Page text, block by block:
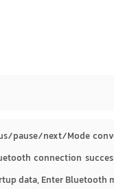
pause/next/Mode
connection
data, Enter Bluetooth